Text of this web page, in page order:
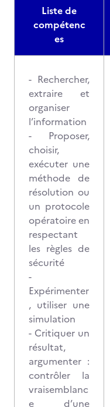
Liste de
compétenc
es
- Rechercher,
extraire et
organiser
l’information
- Proposer,
choisir,
exécuter une
méthode de
résolution ou
un protocole
opératoire en
respectant
les règles de
sécurité
-
Expérimenter
, utiliser une
simulation
- Critiquer un
résultat,
argumenter :
contrôler la
vraisemblanc
e d’une